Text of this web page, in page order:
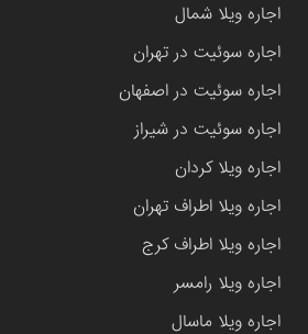
اجاره ویلا شمال
اجاره سوئیت در تهران
اجاره سوئیت در اصفهان
اجاره سوئیت در شیراز
اجاره ویلا کردان
اجاره ویلا اطراف تهران
اجاره ویلا اطراف کرج
اجاره ویلا رامسر
اجاره ویلا ماسال